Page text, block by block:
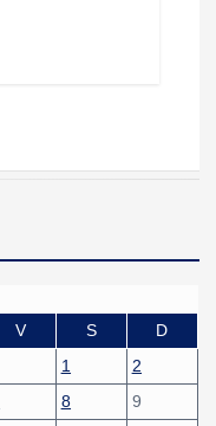
V S
D
1
2
8
9